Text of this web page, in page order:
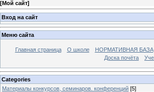
[Мой сайт]
Вход на сайт
Меню сайта
Главная страница О школе НОРМАТИВНАЯ БАЗА
Доска почёта
Categories
Материалы конкурсов, семинаров. конференций [5]